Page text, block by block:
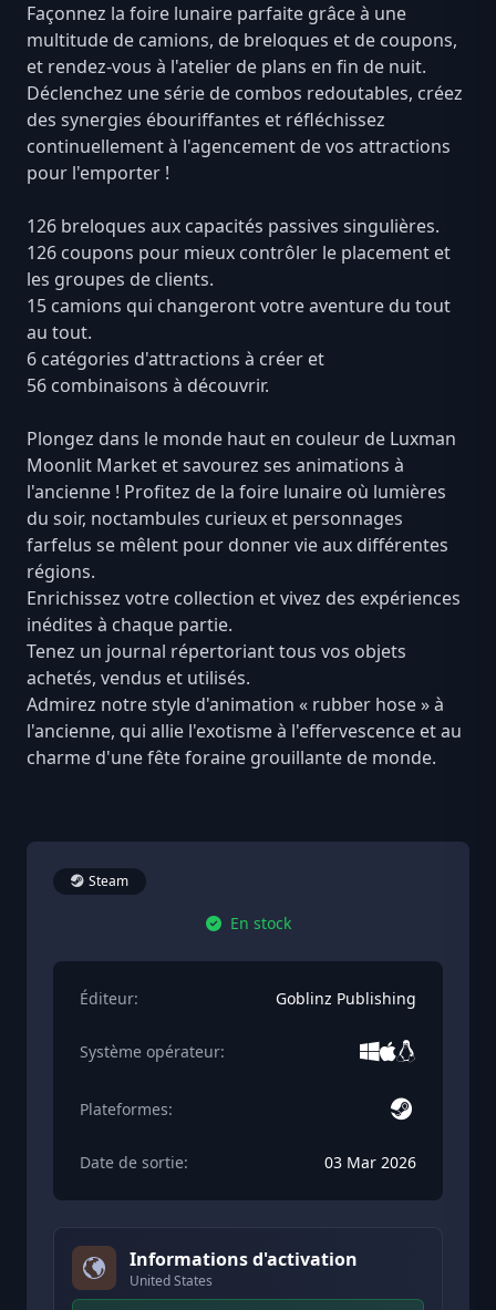
Façonnez la foire lunaire parfaite grâce à une
multitude de camions, de breloques et de coupons,
et rendez-vous à l'atelier de plans en fin de nuit.
Déclenchez une série de combos redoutables, créez
des synergies ébouriffantes et réfléchissez
continuellement à l'agencement de vos attractions
pour l'emporter !
126 breloques aux capacités passives singulières.
126 coupons pour mieux contrôler le placement et
les groupes de clients.
15 camions qui changeront votre aventure du tout
au tout.
6 catégories d'attractions à créer et
56 combinaisons à découvrir.
Plongez dans le monde haut en couleur de Luxman
Moonlit Market et savourez ses animations à
l'ancienne ! Profitez de la foire lunaire où lumières
du soir, noctambules curieux et personnages
farfelus se mêlent pour donner vie aux différentes
régions.
Enrichissez votre collection et vivez des expériences
inédites à chaque partie.
Tenez un journal répertoriant tous vos objets
achetés, vendus et utilisés.
Admirez notre style d'animation « rubber hose » à
l'ancienne, qui allie l'exotisme à l'effervescence et au
charme d'une fête foraine grouillante de monde.
Steam
En stock
Éditeur: Goblinz Publishing
Système opérateur:
Plateformes:
Date de sortie: 03 Mar 2026
Informations d'activation
United States